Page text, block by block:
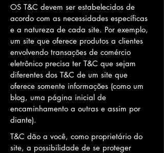
OS T&C devem ser estabelecidos de
acordo com as necessidades específicas
e a natureza de cada site. Por exemplo,
um site que oferece produtos a clientes
envolvendo transações de comércio
eletrônico precisa ter T&C que sejam
diferentes dos T&C de um site que
oferece somente informações (como um
blog, uma página inicial de
encaminhamento a outras e assim por
diante).
T&C dão a você, como proprietário do
site, a possibilidade de se proteger